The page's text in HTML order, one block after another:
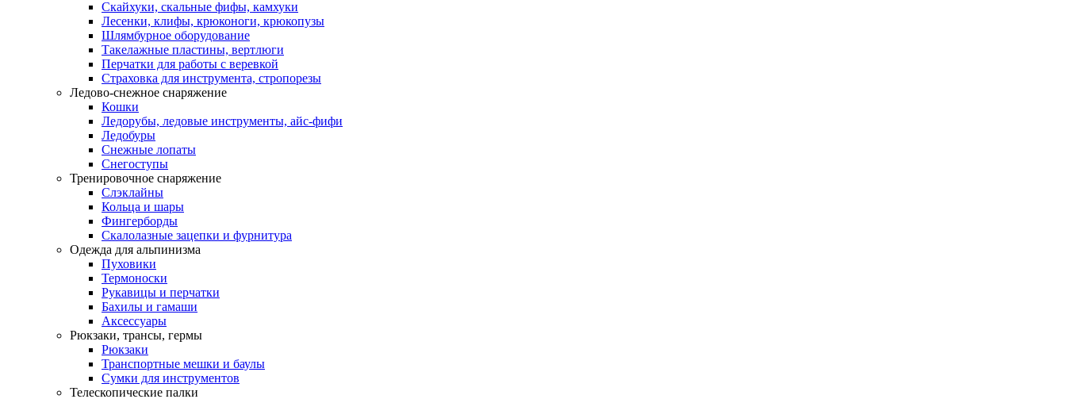
Скайхуки, скальные фифы, камхуки
Лесенки, клифы, крюконоги, крюкопузы
Шлямбурное оборудование
Такелажные пластины, вертлюги
Перчатки для работы с веревкой
Страховка для инструмента, стропорезы
Ледово-снежное снаряжение
Кошки
Ледорубы, ледовые инструменты, айс-фифи
Ледобуры
Снежные лопаты
Снегоступы
Тренировочное снаряжение
Слэклайны
Кольца и шары
Фингерборды
Скалолазные зацепки и фурнитура
Одежда для альпинизма
Пуховики
Термоноски
Рукавицы и перчатки
Бахилы и гамаши
Аксессуары
Рюкзаки, трансы, гермы
Рюкзаки
Транспортные мешки и баулы
Сумки для инструментов
Телескопические палки